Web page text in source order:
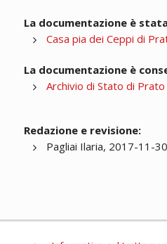
La documentazione è
Casa pia dei Ceppi di
La documentazione è
Archivio di Stato di Prato
Redazione e revisione:
Pagliai Ilaria, 2017-11-